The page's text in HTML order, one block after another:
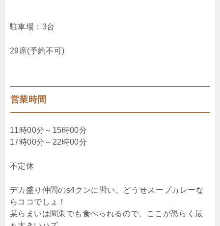
駐車場：3台
29席(予約不可)
営業時間
11時00分～15時00分
17時00分～22時00分
不定休
デカ盛り仲間のs4クンに習い、どうせスープカレーな
らココでしょ！
某らまいは関東でも食べられるので、ここが恐らく最